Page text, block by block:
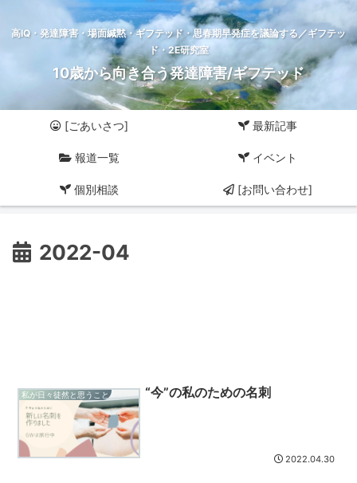
高IQ・発達障害・場面緘黙・ギフテッド・思春期早発症を議論する／ギフテッ
ド・2E研究室
10歳から向き合う発達障害/ギフテッド
[ごあいさつ] 最新記事
報道一覧 イベント
個別相談 [お問い合わせ]
2022-04
私が日々徒然と思うこと “今”の私のための名刺
2022.04.30